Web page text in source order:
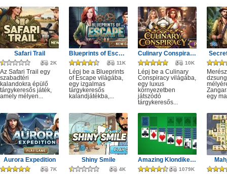
Safari Trail
2K
Az Safari Trail egy
szabadtéri
kalandokra épülő
tárgykeresős játék,
amely mélyen...
Blueprints of Escape
11K
Lépj be a Blueprints
of Escape világába,
egy izgalmas
tárgykeresős
kalandjátékba,...
Culinary Conspiracy
10K
Lépj be a Culinary
Conspiracy világába,
egy luxus
környezetben
játszódó
tárgykeresős...
egy
Aurora Expedition
7K
Shiny Smile
4K
Amazing Klondike Solitaire
1079K